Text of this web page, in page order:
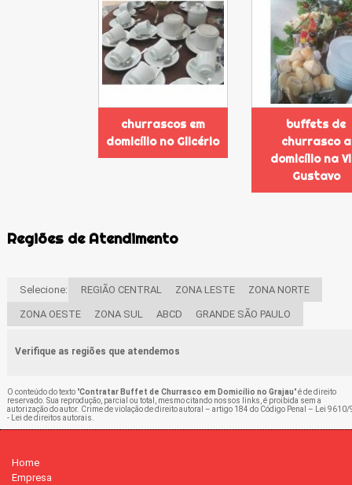
churrascos em
domicílio no Glicério
buffets de
churrasco a
domicílio na
Gustavo
Regiões de Atendimento
Selecione: REGIÃO CENTRAL ZONA LESTE ZONA NORTE
ZONA OESTE ZONA SUL ABCD GRANDE SÃO PAULO
Verifique as regiões que atendemos
O conteúdo do texto "Contratar Buffet de Churrasco em Domicílio no Grajau" é de direito
reservado. Sua reprodução, parcial ou total, mesmo citando nossos links, é proibida sem a
autorização do autor. Crime de violação de direito autoral – artigo 184 do Código Penal –
Lei 9610/
- Lei de direitos autorais
Home
Empresa